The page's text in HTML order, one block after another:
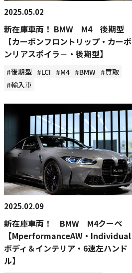
2025.05.02
新在庫車両！ BMW M4 後期型
【カーボンフロントリップ・カーボ
ンリアスポイラ－・後期型】
#後期型 #LCI #M4 #BMW #買取
#輸入車
2025.02.09
新在庫車両！ BMW M4クーペ
【MperformanceAW・Individual
ボディ＆インテリア・6速左ハンド
ル】